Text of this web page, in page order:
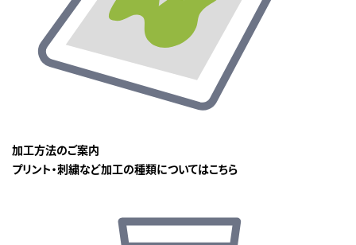
加工方法のご案内
プリント・刺繍など加工の種類についてはこちら